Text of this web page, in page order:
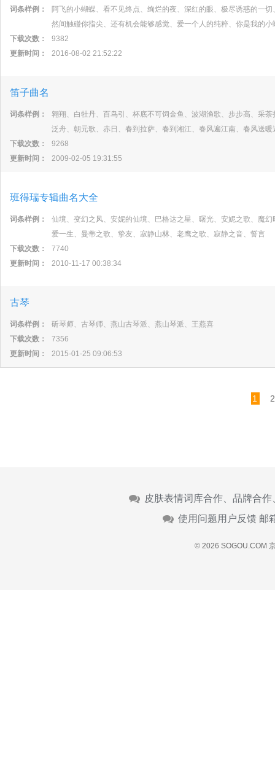
词条样例：
阿飞的小蝴蝶、看不见终点、绚烂的夜、深红的眼、极尽诱惑的一
然间触碰你指尖、还有机会能够感觉、爱一个人的纯粹、你是我的
下载次数：
9382
更新时间：
2016-08-02 21:52:22
笛子曲名
词条样例：
翱翔、白牡丹、百鸟引、杯底不可饲金鱼、波湖渔歌、步步高、采
泛舟、朝元歌、赤日、春到拉萨、春到湘江、春风遍江南、春风送暖
下载次数：
9268
更新时间：
2009-02-05 19:31:55
班得瑞专辑曲名大全
词条样例：
仙境、变幻之风、安妮的仙境、巴格达之星、曙光、安妮之歌、魔
爱一生、曼蒂之歌、挚友、寂静山林、老鹰之歌、寂静之音、誓言
下载次数：
7740
更新时间：
2010-11-17 00:38:34
古琴
词条样例：
斫琴师、古琴师、燕山古琴派、燕山琴派、王燕喜
下载次数：
7356
更新时间：
2015-01-25 09:06:53
1 2
皮肤表情词库合作、品牌合
使用问题用户反馈 邮
© 2026 SOGOU.COM